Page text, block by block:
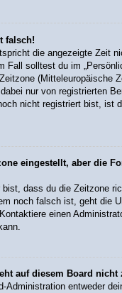
falsch!
die angezeigte Zeit
Fall solltest du im
(Mitteleuropäische
nur von registrierten
nicht registriert bist, ist
eingestellt, aber die
bist, dass du die Zeitzone
noch falsch ist, geht die
einen
auf diesem Board nicht
Administration entweder